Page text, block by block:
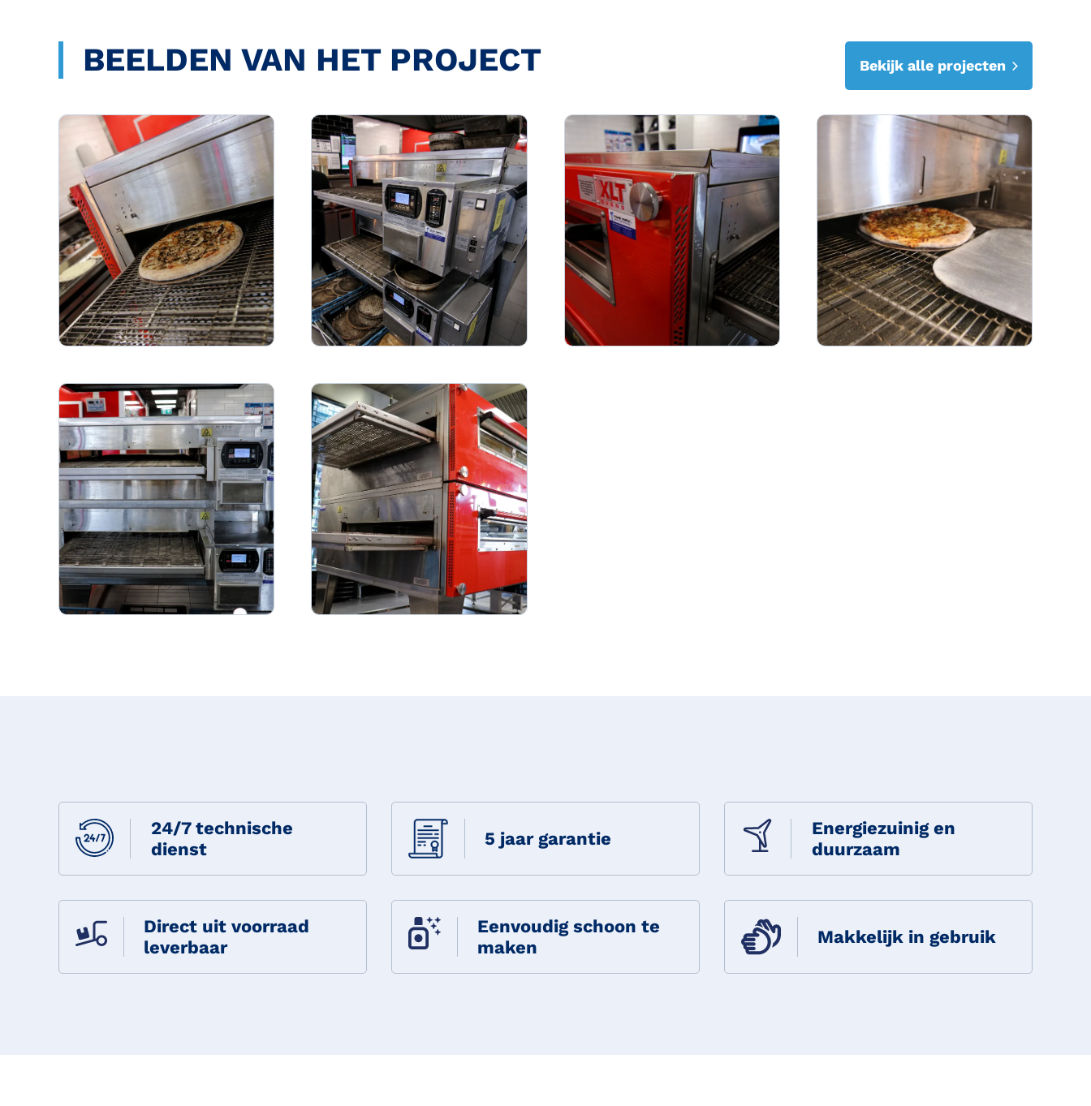
BEELDEN VAN HET PROJECT Bekijk alle projecten
24/7 technische
dienst
5 jaar garantie
Energiezuinig en
duurzaam
Direct uit voorraad
leverbaar
Eenvoudig schoon te
maken
Makkelijk in gebruik